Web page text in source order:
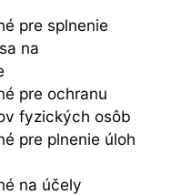
pre splnenie
na
pre ochranu
fyzických osôb
pre plnenie úloh
na účely